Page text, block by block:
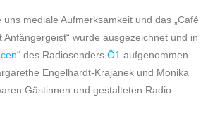
mediale Aufmerksamkeit und das „Café
Anfängergeist“ wurde ausgezeichnet und in
“ des Radiosenders Ö1 aufgenommen.
Engelhardt-Krajanek und Monika
Gästinnen und gestalteten Radio-